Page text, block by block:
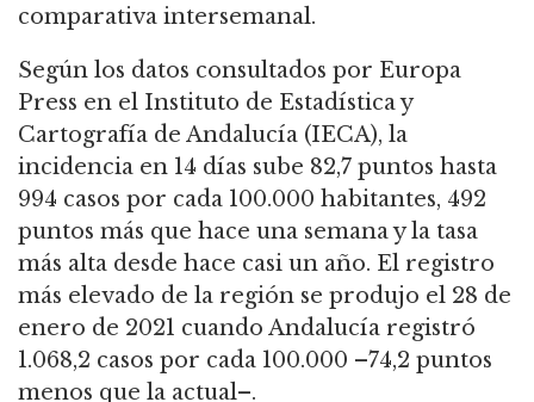
comparativa intersemanal.
Según los datos consultados por Europa
Press en el Instituto de Estadística y
Cartografía de Andalucía (IECA), la
incidencia en 14 días sube 82,7 puntos hasta
994 casos por cada 100.000 habitantes, 492
puntos más que hace una semana y la tasa
más alta desde hace casi un año. El registro
más elevado de la región se produjo el 28 de
enero de 2021 cuando Andalucía registró
1.068,2 casos por cada 100.000 –74,2 puntos
menos que la actual–.